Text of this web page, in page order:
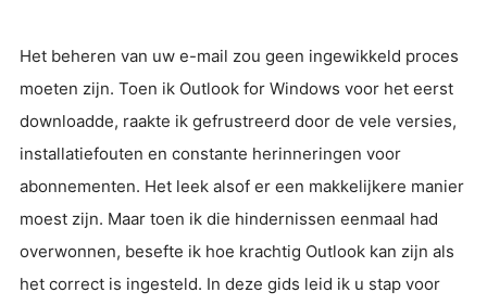
Het beheren van uw e-mail zou geen ingewikkeld proces
moeten zijn. Toen ik Outlook for Windows voor het eerst
downloadde, raakte ik gefrustreerd door de vele versies,
installatiefouten en constante herinneringen voor
abonnementen. Het leek alsof er een makkelijkere manier
moest zijn. Maar toen ik die hindernissen eenmaal had
overwonnen, besefte ik hoe krachtig Outlook kan zijn als
het correct is ingesteld. In deze gids leid ik u stap voor